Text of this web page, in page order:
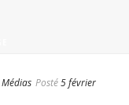
Médias Posté5 février